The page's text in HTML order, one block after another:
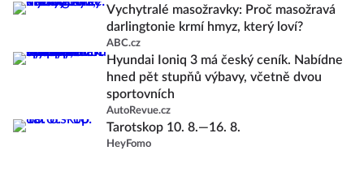
Vychytralé masožravky: Proč masožravá
darlingtonie krmí hmyz, který loví?
ABC.cz
Hyundai Ioniq 3 má český ceník. Nabídne
hned pět stupňů výbavy, včetně dvou
sportovních
AutoRevue.cz
Tarotskop 10. 8.—16. 8.
HeyFomo